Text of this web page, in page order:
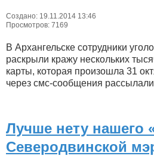
Создано: 19.11.2014 13:46
Просмотров: 7169
В Архангельске сотрудники
раскрыли кражу нескольких
карты, которая произошла 31
через смс-сообщения
Лучше нету нашего
Северодвинской